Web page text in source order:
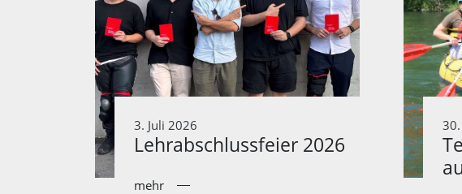
3. Juli 2026
Lehrabschlussfeier 2026
mehr